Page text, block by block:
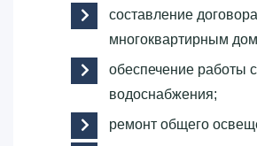
составление
многоквартирным
обеспечение работы
водоснабжения;
ремонт общего